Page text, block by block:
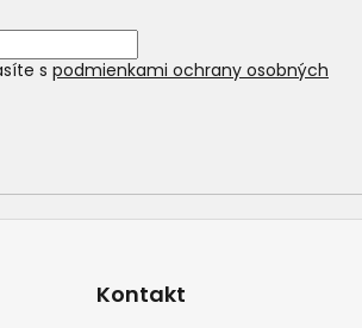
s podmienkami ochrany osobných
Kontakt